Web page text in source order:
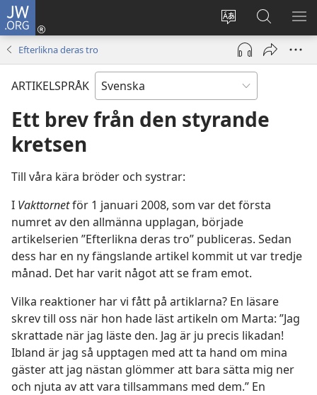
JW.ORG
Ändra
webbplatsens
språk
Logga
(öppnar
fönster)
Sök
på
jw.org
Efterlikna deras tro
ARTIKELSPRÅK
Ett brev från den styrande
kretsen
Till våra kära bröder och systrar:
I Vakttornetför 1 januari 2008, som var det första
numret av den allmänna upplagan, började
artikelserien ”Efterlikna deras tro” publiceras. Sedan
dess har en ny fängslande artikel kommit ut var tredje
månad. Det har varit något att se fram emot.
Vilka reaktioner har vi fått på artiklarna? En läsare
skrev till oss när hon hade läst artikeln om Marta: ”Jag
skrattade när jag läste den. Jag är ju precis likadan!
Ibland är jag så upptagen med att ta hand om mina
gäster att jag nästan glömmer att bara sätta mig ner
och njuta av att vara tillsammans med dem.” En